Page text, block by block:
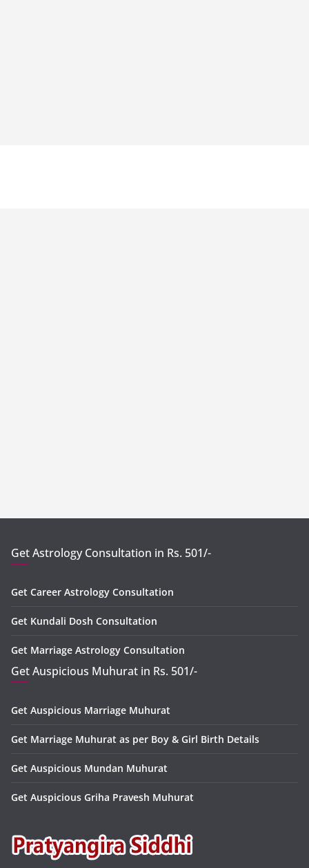
Get Astrology Consultation in Rs. 501/-
Get Career Astrology Consultation
Get Kundali Dosh Consultation
Get Marriage Astrology Consultation
Get Auspicious Muhurat in Rs. 501/-
Get Auspicious Marriage Muhurat
Get Marriage Muhurat as per Boy & Girl Birth Details
Get Auspicious Mundan Muhurat
Get Auspicious Griha Pravesh Muhurat